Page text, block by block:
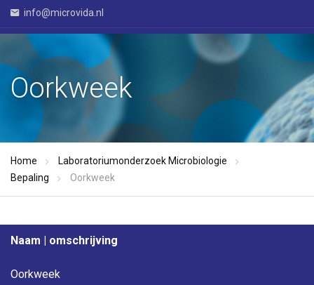
info@microvida.nl
Oorkweek
Home
Laboratoriumonderzoek Microbiologie
Bepaling
Oorkweek
Naam | omschrijving
Oorkweek